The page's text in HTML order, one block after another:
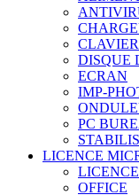
DISQUE
ECRAN
IMP-
PC
LICENCE
OFFICE